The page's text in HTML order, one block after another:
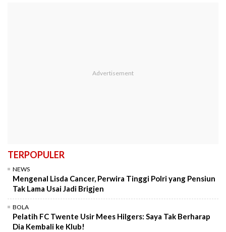
TERPOPULER
NEWS
Mengenal Lisda Cancer, Perwira Tinggi Polri yang Pensiun
Tak Lama Usai Jadi Brigjen
BOLA
Pelatih FC Twente Usir Mees Hilgers: Saya Tak Berharap
Dia Kembali ke Klub!